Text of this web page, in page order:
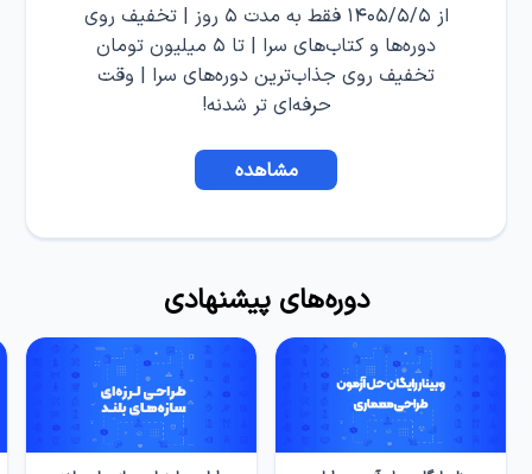
از ۱۴۰۵/۵/۵ فقط به مدت ۵ روز | تخفیف روی
دوره‌ها و کتاب‌های سرا | تا ۵ میلیون تومان
تخفیف روی جذاب‌ترین دوره‌های سرا | وقت
حرفه‌ای تر شدنه!
مشاهده
دوره‌های پیشنهادی